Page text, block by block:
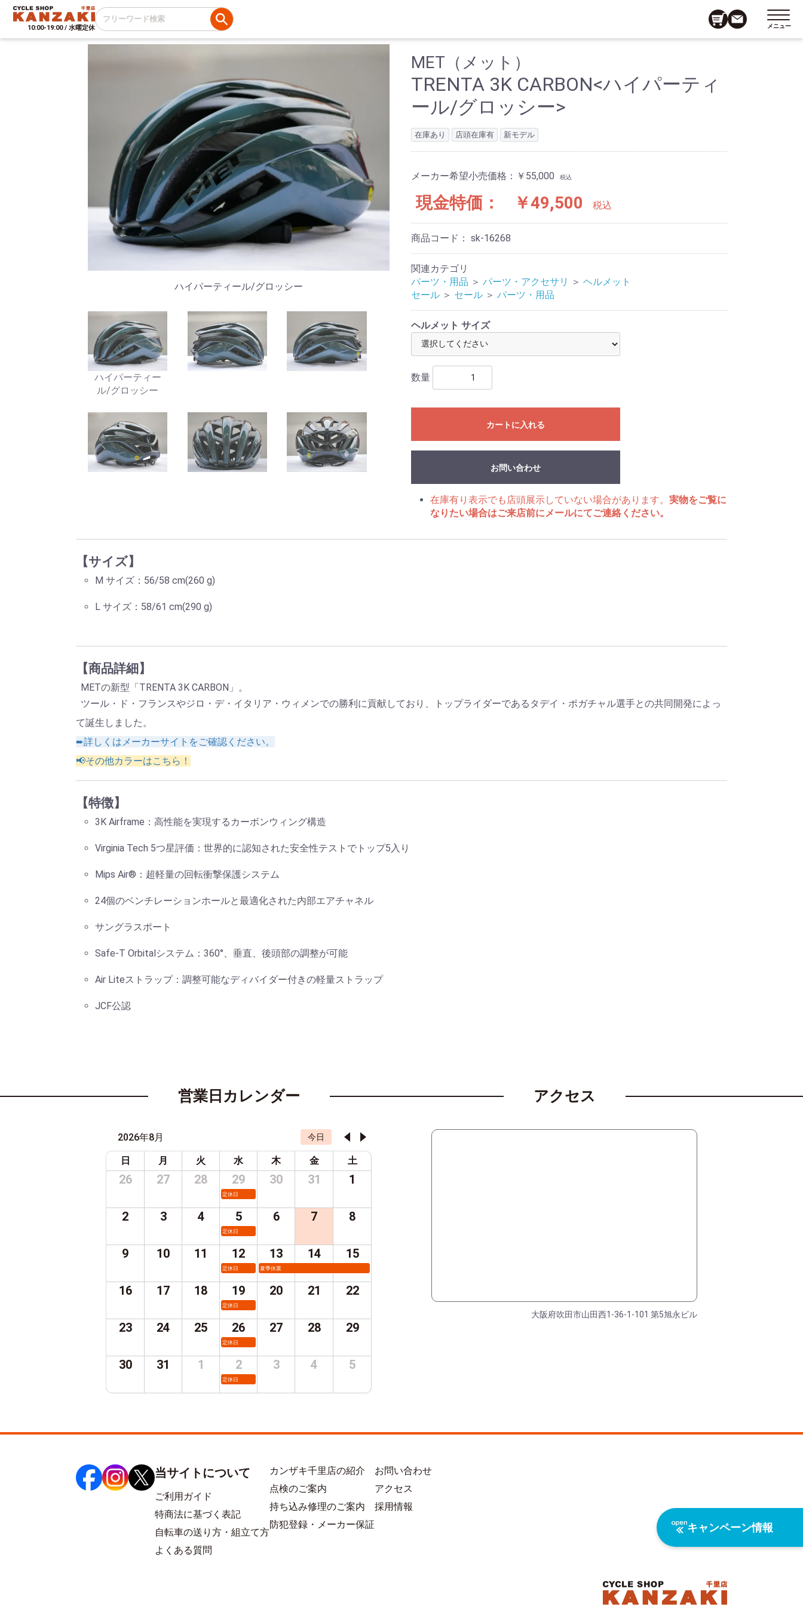
10:00-19:00 / 水曜定休 メニュー
キャンペーン情報
ハイパーティール/グロッシー
ハイパーティー
ル/グロッシー
MET（メット）
TRENTA 3K CARBON<ハイパーティ
ール/グロッシー>
在庫あり 店頭在庫有 新モデル
メーカー希望小売価格： ￥55,000 税込
現金特価： ￥49,500 税込
商品コード： sk-16268
関連カテゴリ
パーツ・用品 ＞ パーツ・アクセサリ ＞ ヘルメット
セール ＞ セール ＞ パーツ・用品
ヘルメット サイズ
数量
カートに入れる
お問い合わせ
在庫有り表示でも店頭展示していない場合があります。 実物をご覧に
なりたい場合はご来店前にメールにてご連絡ください。
【サイズ】
M サイズ：56/58 cm(260 g)
L サイズ：58/61 cm(290 g)
【商品詳細】
METの新型「TRENTA 3K CARBON」。
ツール・ド・フランスやジロ・デ・イタリア・ウィメンでの勝利に貢献しており、トップライダーであるタデイ・ポガチャル選手との共同開発によっ
て誕生しました。
➨詳しくはメーカーサイトをご確認ください。
📢その他カラーはこちら！
【特徴】
3K Airframe：高性能を実現するカーボンウィング構造
Virginia Tech 5つ星評価：世界的に認知された安全性テストでトップ5入り
Mips Air®：超軽量の回転衝撃保護システム
24個のベンチレーションホールと最適化された内部エアチャネル
サングラスポート
Safe-T Orbitalシステム：360°、垂直、後頭部の調整が可能
Air Liteストラップ：調整可能なディバイダー付きの軽量ストラップ
JCF公認
営業日カレンダー
2026年8月 今日
日 月 火 水 木 金 土
26 27 28 29
定休日
30 31 1
2 3 4 5
定休日
6 7 8
9 10 11 12
定休日
13
夏季休業
14 15
16 17 18 19
定休日
20 21 22
23 24 25 26
定休日
27 28 29
30 31 1 2
定休日
3 4 5
アクセス
大阪府吹田市山田西1-36-1-101 第5旭永ビル
当サイトについて
ご利用ガイド
特商法に基づく表記
自転車の送り方・組立て方
よくある質問
カンザキ千里店の紹介
点検のご案内
持ち込み修理のご案内
防犯登録・メーカー保証
お問い合わせ
アクセス
採用情報